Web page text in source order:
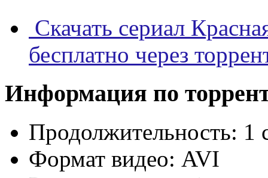
Скачать сериал
бесплатно через
Информация по
Продолжительность: 1
Формат видео: AVI